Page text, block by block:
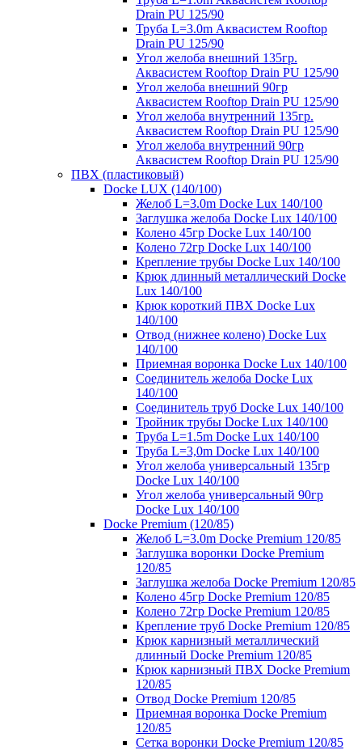
Drain PU 125/90
Труба L=3.0m Аквасистем Rooftop
Drain PU 125/90
Угол желоба внешний 135гр.
Аквасистем Rooftop Drain PU 125/90
Угол желоба внешний 90гр
Аквасистем Rooftop Drain PU 125/90
Угол желоба внутренний 135гр.
Аквасистем Rooftop Drain PU 125/90
Угол желоба внутренний 90гр
Аквасистем Rooftop Drain PU 125/90
ПВХ (пластиковый)
Docke LUX (140/100)
Желоб L=3.0m Docke Lux 140/100
Заглушка желоба Docke Lux 140/100
Колено 45гр Docke Lux 140/100
Колено 72гр Docke Lux 140/100
Крепление трубы Docke Lux 140/100
Крюк длинный металлический Docke
Lux 140/100
Крюк короткий ПВХ Docke Lux
140/100
Отвод (нижнее колено) Docke Lux
140/100
Приемная воронка Docke Lux 140/100
Соединитель желоба Docke Lux
140/100
Соединитель труб Docke Lux 140/100
Тройник трубы Docke Lux 140/100
Труба L=1.5m Docke Lux 140/100
Труба L=3,0m Docke Lux 140/100
Угол желоба универсальный 135гр
Docke Lux 140/100
Угол желоба универсальный 90гр
Docke Lux 140/100
Docke Premium (120/85)
Желоб L=3.0m Docke Premium 120/85
Заглушка воронки Docke Premium
120/85
Заглушка желоба Docke Premium 120/85
Колено 45гр Docke Premium 120/85
Колено 72гр Docke Premium 120/85
Крепление труб Docke Premium 120/85
Крюк карнизный металлический
длинный Docke Premium 120/85
Крюк карнизный ПВХ Docke Premium
120/85
Отвод Docke Premium 120/85
Приемная воронка Docke Premium
120/85
Сетка воронки Docke Premium 120/85